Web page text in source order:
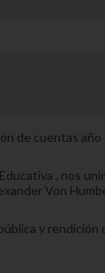
de cuentas año
, nos
Von
y rendición